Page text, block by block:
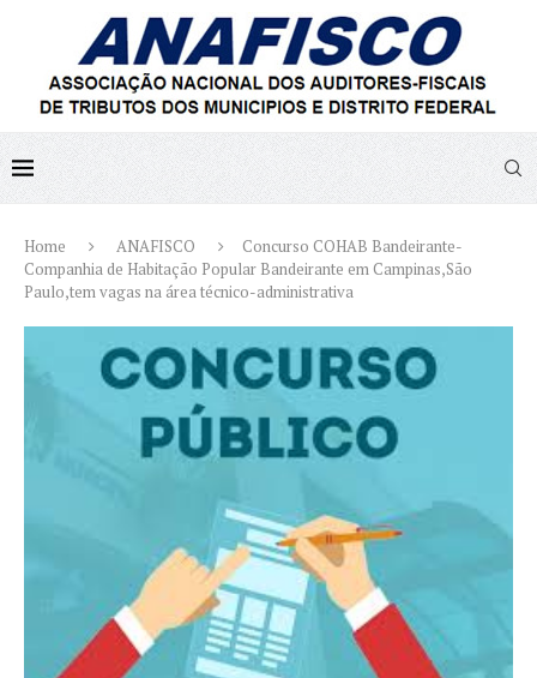
Home ANAFISCO
Concurso COHAB Bandeirante-
Companhia de Habitação Popular Bandeirante em Campinas,São
Paulo,tem vagas na área técnico-administrativa